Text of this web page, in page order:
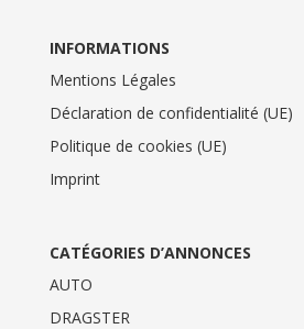
INFORMATIONS
Mentions Légales
Déclaration de confidentialité (UE)
Politique de cookies (UE)
Imprint
CATÉGORIES D’ANNONCES
AUTO
DRAGSTER